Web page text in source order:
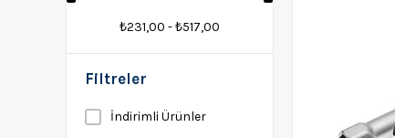
₺231,00 - ₺517,00
Filtreler
İndirimli Ürünler